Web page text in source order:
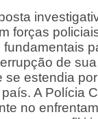
forças
de
se estendia
A Polícia
no